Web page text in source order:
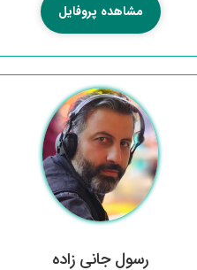
مشاهده پروفایل
رسول جانی زاده